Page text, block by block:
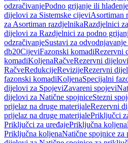
odzračivanjePodno grijanje ili hlađenje
dijelovi za Sistemske cijeviAsortiman
za Asortiman razdjelnikaRazdjelnici
dijelovi za Razdjelnici za podno
odzračivanjeSustavi za odvodnjavanje
db20CijeviFazonski komadiRezervni
komadiKoljenaRačveRezervni
RačveRedukcijeRevizijeRezervni
fazonski komadiKoljenaSpecijalni
dijelovi za SpojeviZavareni spojevi
dijelovi za Natične spojniceStezni
prijelaz na druge materijaleRezervni
prijelaz na druge materijalePriključci
Priključci za uređajePriključna koljena
Priključna koljenaNatične spojnice za